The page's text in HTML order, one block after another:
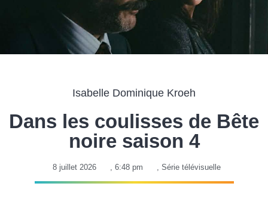
Isabelle Dominique Kroeh
Dans les coulisses de Bête
noire saison 4
8 juillet 2026 , 6:48 pm , Série télévisuelle